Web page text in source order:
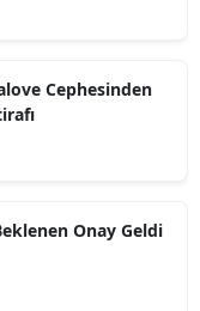
Cephesinden
Onay Geldi